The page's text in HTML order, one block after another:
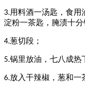
3.用料酒一汤匙，食用
淀粉一茶匙，腌渍十分
4.葱切段；
5.锅里放油，七八成热
6.放入干辣椒，葱和一